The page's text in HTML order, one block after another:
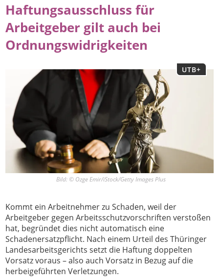
Haftungsausschluss für
Arbeitgeber gilt auch bei
Ordnungswidrigkeiten
UTB+
Bild: © Ozge Emir/iStock/Getty Images Plus
Kommt ein Arbeitnehmer zu Schaden, weil der
Arbeitgeber gegen Arbeitsschutzvorschriften verstoßen
hat, begründet dies nicht automatisch eine
Schadenersatzpflicht. Nach einem Urteil des Thüringer
Landesarbeitsgerichts setzt die Haftung doppelten
Vorsatz voraus – also auch Vorsatz in Bezug auf die
herbeigeführten Verletzungen.